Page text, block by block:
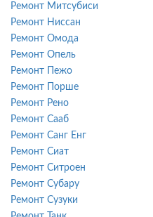
Ремонт Митсубиси
Ремонт Ниссан
Ремонт Омода
Ремонт Опель
Ремонт Пежо
Ремонт Порше
Ремонт Рено
Ремонт Сааб
Ремонт Санг Енг
Ремонт Сиат
Ремонт Ситроен
Ремонт Субару
Ремонт Сузуки